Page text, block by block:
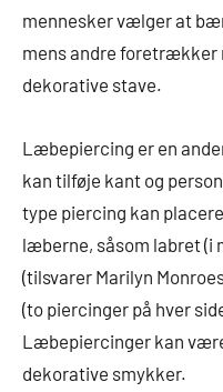
mennesker vælger at
mens andre foretrækker
dekorative stave.
Læbepiercing er en
kan tilføje kant og
type piercing kan
læberne, såsom labret (i
(tilsvarer Marilyn
(to piercinger på hver
Læbepiercinger kan
dekorative smykker.